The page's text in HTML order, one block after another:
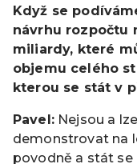
Když se
návrhu rozpočtu
miliardy, které
objemu celého
kterou se stát v
Pavel:Nejsou a
demonstrovat na
povodně a stát se